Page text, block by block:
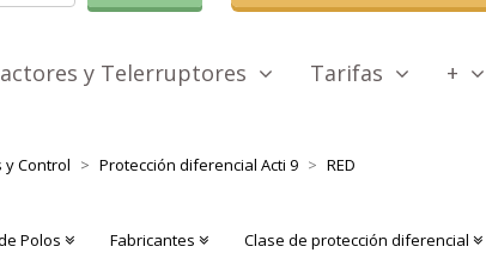
y Telerruptores Tarifas +
y Control Protección diferencial Acti 9 RED
Polos Fabricantes Clase de protección diferencial